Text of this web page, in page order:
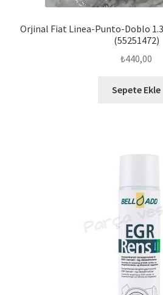
Orjinal Fiat Linea-Punto-Doblo
(55251472)
₺440,00
Sepete Ekle